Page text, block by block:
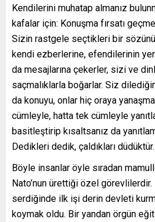
Kendilerini muhatap almanız
kafalar için: Konuşma fırsatı
Sizin rastgele seçtikleri bir
kendi ezberlerine, efendilerinin
da mesajlarına çekerler, sizi ve
saçmalıklarla boğarlar. Siz
da konuyu, onlar hiç oraya
cümleyle, hatta tek cümleyle
basitleştirip kısaltsanız da
Dedikleri dedik, çaldıkları düdüktür.
Böyle insanlar öyle sıradan
Nato’nun ürettiği özel
serdiğinde ilk işi derin devleti
koymak oldu. Bir yandan örgün